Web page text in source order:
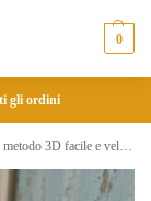
0
gli ordini
3D facile e velocissimo